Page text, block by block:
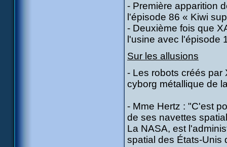
- Première apparition
l'épisode 86 « Kiwi
- Deuxième fois que
l'usine avec l'épisode
Sur les allusions
- Les robots créés par
cyborg métallique de
- Mme Hertz : "C'est
de ses navettes
La NASA, est
spatial des États-Unis